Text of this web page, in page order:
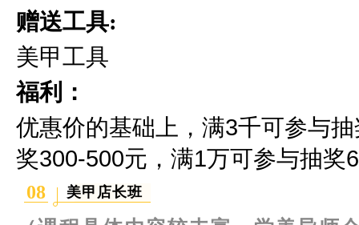
赠送工具:
美甲工具
福利：
优惠价的基础上，满3千可参与
奖300-500元，满1万可参与抽奖
08 美甲店长班